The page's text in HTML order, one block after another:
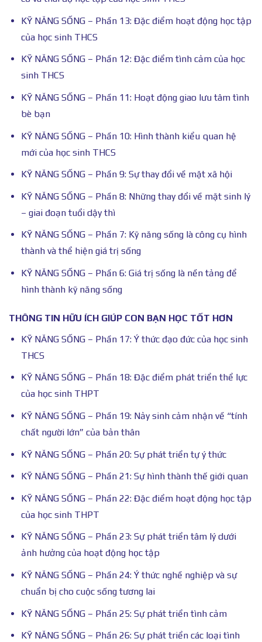
KỸ NĂNG SỐNG – Phần 13: Đặc điểm hoạt động học tập
của học sinh THCS
KỸ NĂNG SỐNG – Phần 12: Đặc điểm tình cảm của học
sinh THCS
KỸ NĂNG SỐNG – Phần 11: Hoạt động giao lưu tâm tình
bè bạn
KỸ NĂNG SỐNG – Phần 10: Hình thành kiểu quan hệ
mới của học sinh THCS
KỸ NĂNG SỐNG – Phần 9: Sự thay đổi về mặt xã hội
KỸ NĂNG SỐNG – Phần 8: Những thay đổi về mặt sinh lý
– giai đoạn tuổi dậy thì
KỸ NĂNG SỐNG – Phần 7: Kỹ năng sống là công cụ hình
thành và thể hiện giá trị sống
KỸ NĂNG SỐNG – Phần 6: Giá trị sống là nền tảng để
hình thành kỹ năng sống
THÔNG TIN HỮU ÍCH GIÚP CON BẠN HỌC TỐT HƠN
KỸ NĂNG SỐNG – Phần 17: Ý thức đạo đức của học sinh
THCS
KỸ NĂNG SỐNG – Phần 18: Đặc điểm phát triển thể lực
của học sinh THPT
KỸ NĂNG SỐNG – Phần 19: Nảy sinh cảm nhận về “tính
chất người lớn” của bản thân
KỸ NĂNG SỐNG – Phần 20: Sự phát triển tự ý thức
KỸ NĂNG SỐNG – Phần 21: Sự hình thành thế giới quan
KỸ NĂNG SỐNG – Phần 22: Đặc điểm hoạt động học tập
của học sinh THPT
KỸ NĂNG SỐNG – Phần 23: Sự phát triển tâm lý dưới
ảnh hưởng của hoạt động học tập
KỸ NĂNG SỐNG – Phần 24: Ý thức nghề nghiệp và sự
chuẩn bị cho cuộc sống tương lai
KỸ NĂNG SỐNG – Phần 25: Sự phát triển tình cảm
KỸ NĂNG SỐNG – Phần 26: Sự phát triển các loại tình